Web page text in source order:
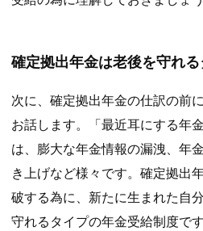
確定拠出年金は老後を守れ
次に、確定拠出年金の仕訳の前
お話します。「最近耳にする年
は、膨大な年金情報の漏洩、年
き上げなど様々です。確定拠出
破する為に、新たに生まれた自
守れるタイプの年金受給制度で